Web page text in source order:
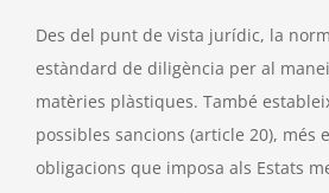
Des del punt de vista jurídic, la
estàndard de diligència per al
matèries plàstiques. També
possibles sancions (article 20), més
obligacions que imposa als Estats